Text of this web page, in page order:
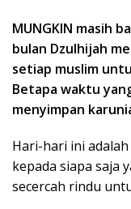
MUNGKIN masih
bulan Dzulhijah
setiap muslim
Betapa waktu
menyimpan
Hari-hari ini
kepada siapa saja
secercah rindu